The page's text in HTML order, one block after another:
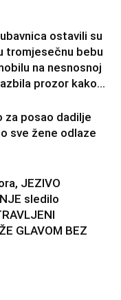
ostavili su
tromjesečnu bebu
na nesnosnoj
prozor kako...
za posao dadilje
sve žene odlaze
JEZIVO
sledilo
GLAVOM BEZ